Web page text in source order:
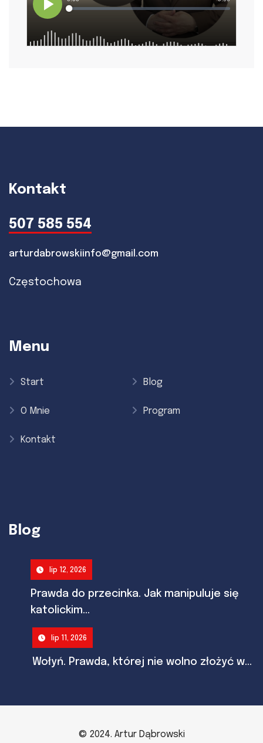
Kontakt
507 585 554
arturdabrowskiinfo@gmail.com
Częstochowa
Menu
Start Blog
O Mnie Program
Kontakt
Blog
lip 12, 2026
Prawda do przecinka. Jak manipuluje się
katolickim...
lip 11, 2026
Wołyń. Prawda, której nie wolno złożyć w...
© 2024. Artur Dąbrowski